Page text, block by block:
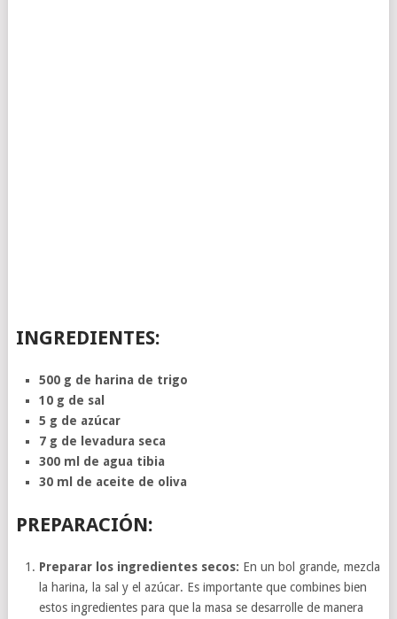
INGREDIENTES:
500 g de harina de trigo
10 g de sal
5 g de azúcar
7 g de levadura seca
300 ml de agua tibia
30 ml de aceite de oliva
PREPARACIÓN:
Preparar los ingredientes secos: En un bol grande, mezcla
la harina, la sal y el azúcar. Es importante que combines bien
estos ingredientes para que la masa se desarrolle de manera